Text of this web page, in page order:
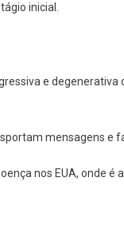
inicial.
e
mensagens e
nos EUA, onde